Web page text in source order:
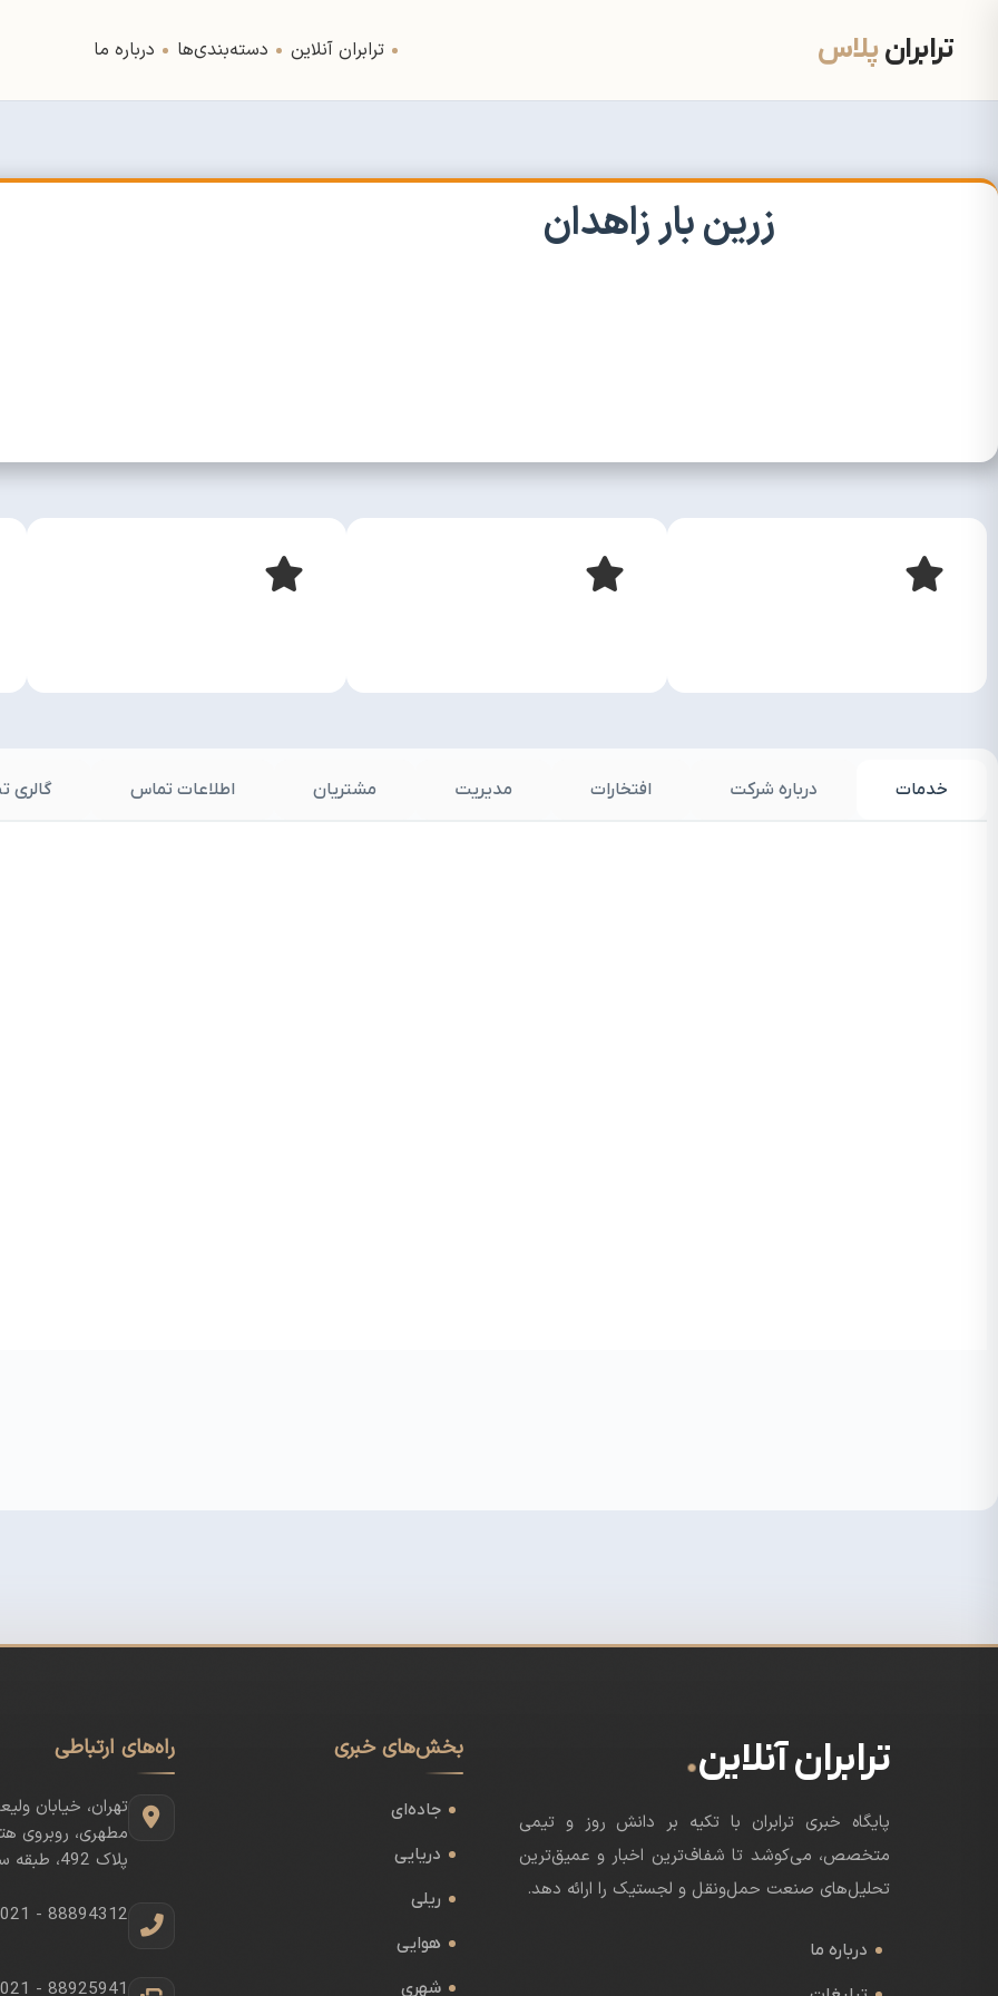
ترابرانپلاس ترابران آنلاین دسته‌بندی‌ها درباره ما
زرین بار زاهدان
خدمات درباره شرکت افتخارات مدیریت مشتریان اطلاعات تماس گالری
ترابران آنلاین.
پایگاه خبری ترابران با تکیه بر دانش روز و تیمی
متخصص، می‌کوشد تا شفاف‌ترین اخبار و عمیق‌ترین
تحلیل‌های صنعت حمل‌ونقل و لجستیک را ارائه دهد.
درباره ما
بخش‌های خبری
جاده‌ای
دریایی
ریلی
هوایی
شهری
راه‌های ارتباطی
تهران، خیابان
مطهری، روبروی
پلاک 492، طبقه سوم
021 - 88894312
021 - 88925941